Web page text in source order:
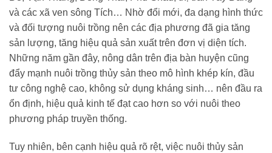
và các xã ven sông Tích… Nhờ đổi mới, đa dạng hình thức
và đối tượng nuôi trồng nên các địa phương đã gia tăng
sản lượng, tăng hiệu quả sản xuất trên đơn vị diện tích.
Những năm gần đây, nông dân trên địa bàn huyện cũng
đẩy mạnh nuôi trồng thủy sản theo mô hình khép kín, đầu
tư công nghệ cao, không sử dụng kháng sinh… nên đầu ra
ổn định, hiệu quả kinh tế đạt cao hơn so với nuôi theo
phương pháp truyền thống.
Tuy nhiên, bên cạnh hiệu quả rõ rệt, việc nuôi thủy sản